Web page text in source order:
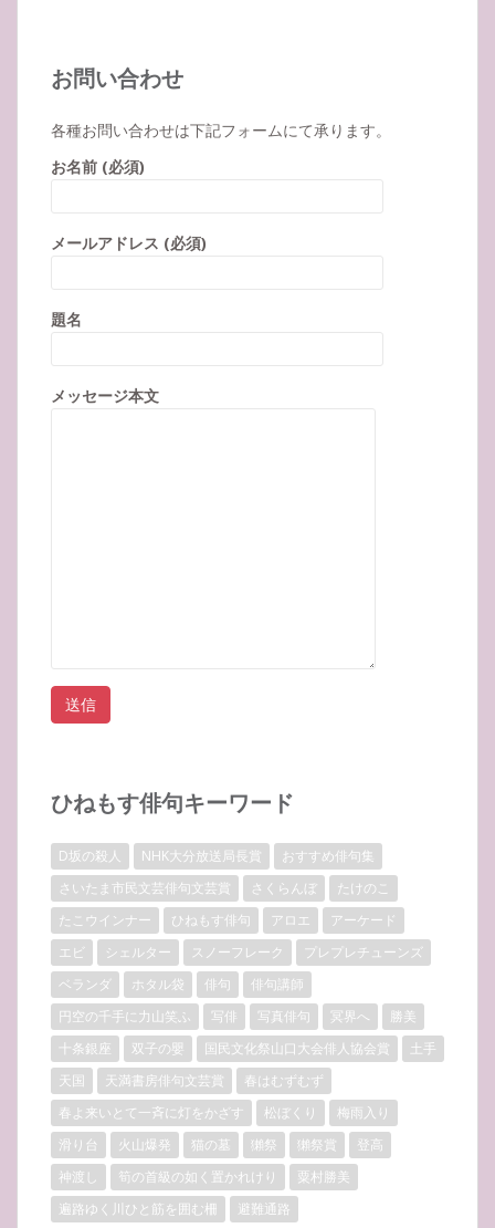
お問い合わせ
各種お問い合わせは下記フォームにて承ります。
お名前 (必須)
メールアドレス (必須)
題名
メッセージ本文
ひねもす俳句キーワード
D坂の殺人 NHK大分放送局長賞
おすすめ俳句集
さいたま市民文芸俳句文芸賞
さくらんぼ
たけのこ
たこウインナー
ひねもす俳句 アロエ
アーケード
エビ
シェルター スノーフレーク
プレプレチューンズ
ベランダ
ホタル袋 俳句
俳句講師
円空の千手に力山笑ふ
写俳 写真俳句 冥界へ
勝美
十条銀座
双子の嬰 国民文化祭山口大会俳人協会賞
土手
天国
天満書房俳句文芸賞
春はむずむず
春よ来いとて一斉に灯をかざす
松ぼくり
梅雨入り
滑り台
火山爆発 猫の墓 獺祭 獺祭賞
登高
神渡し
筍の首級の如く置かれけり
粟村勝美
遍路ゆく川ひと筋を囲む柵
避難通路